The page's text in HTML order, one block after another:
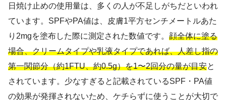
日焼け止めの使用量は、多くの人が不足しがちだといわれ
ています。SPFやPA値は、皮膚1平方センチメートルあた
り2mgを塗布した際に測定された数値です。 顔全体に塗る
場合、クリームタイプや乳液タイプであれば、人差し指の
第一関節分（約1FTU、約0.5g）を1〜2回分の量が目安と
されています。少なすぎると記載されているSPF・PA値
の効果が発揮されないため、ケチらずに使うことが大切で